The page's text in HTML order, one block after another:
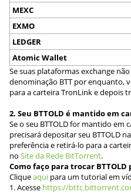
MEXC
EXMO
LEDGER
Atomic Wallet
Se suas plataformas exchange
denominação BTT por enquanto,
para a carteira TronLink e depois
2. Seu BTTOLD é mantido em
Se o seu BTTOLD for mantido em
precisará depositar seu BTTOLD
preferência e retirá-lo para a
no Site da Rede BitTorrent.
Como faço para trocar BTTOLD
Cliqueaqui para um tutorial em
1. Acesse https://